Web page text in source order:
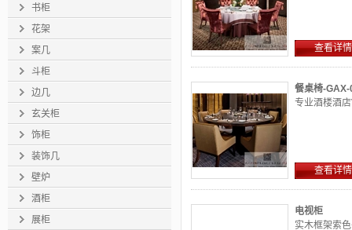
书柜
花架
案几
斗柜
边几
玄关柜
饰柜
装饰几
壁炉
酒柜
展柜
查看详情
餐桌椅-GAX-
专业酒楼酒
查看详情
电视柜
实木框架索